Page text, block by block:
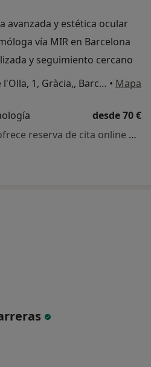
avanzada y estética ocular
vía MIR en Barcelona
y seguimiento cercano
Carrer del Torrent de l'Olla, 1, Gràcia,, Barcelona • Mapa
desde 70 €
Este especialista no ofrece reserva de cita online en esta dirección.